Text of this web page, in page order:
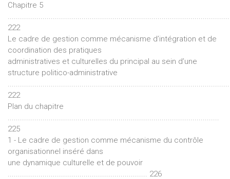
Chapitre 5
222
Le cadre de gestion comme mécanisme d’intégration et de
coordination des pratiques
administratives et culturelles du principal au sein d’une
structure politico-administrative
222
Plan du chapitre
.......................................................................................................
225
1 - Le cadre de gestion comme mécanisme du contrôle
organisationnel inséré dans
une dynamique culturelle et de pouvoir
.................................................................... 226